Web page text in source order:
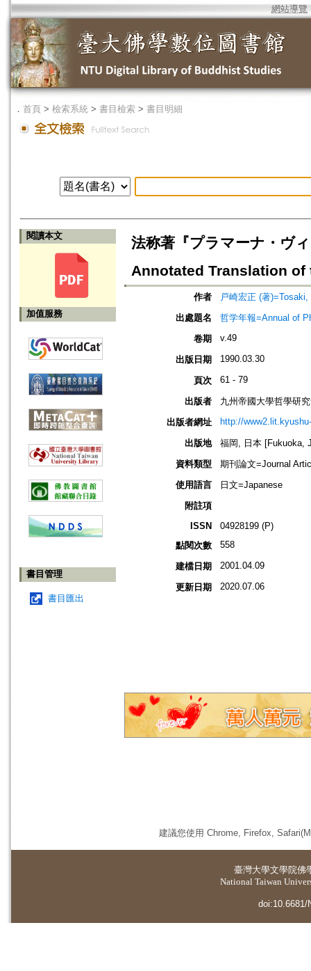
網站導覽
． 首頁 > 檢索系統 > 書目檢索 > 書目明細
閱讀本文
加值服務
書目管理
書目匯出
法称著『プラマーナ・ヴ
Annotated Translation of
作者
戸崎宏正 (著
出處題名
哲学年報=Annual of
卷期
v.49
出版日期 1990.03.30
頁次 61 - 79
出版者
九州帝國大學哲學研
出版者網址
http://
出版地
福岡, 日本 [Fukuoka,
資料類型
期刊論文=Journal
使用語言
日文=Japanese
附註項
ISSN
04928199 (P)
點閱次數
558
建檔日期 2001.04.09
更新日期 2020.07.06
建議您使用 Chrome, Firefox,
臺灣大學文學院佛
National Taiwan
doi:10.6681/